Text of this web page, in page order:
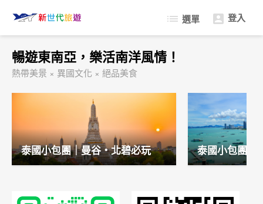
list 選單
永續旅遊
商務差旅
獎勵旅遊
員工旅遊
訂製小包團
轉機資訊
立即聯繫
 登入
暢遊東南亞，樂活南洋風情！
熱帶美景 × 異國文化 × 絕品美食
泰國小包團｜曼谷・北碧必玩 泰國小包團｜